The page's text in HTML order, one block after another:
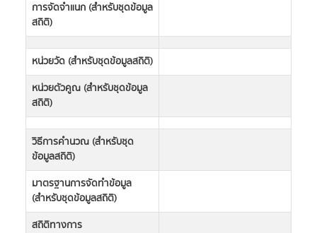
การจัดจำแนก (สำหรับชุดข้อมูล
สถิติ)
หน่วยวัด (สำหรับชุดข้อมูลสถิติ)
หน่วยตัวคูณ (สำหรับชุดข้อมูล
สถิติ)
วิธีการคำนวณ (สำหรับชุด
ข้อมูลสถิติ)
มาตรฐานการจัดทำข้อมูล
(สำหรับชุดข้อมูลสถิติ)
สถิติทางการ